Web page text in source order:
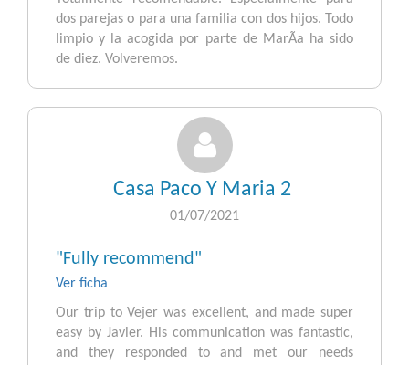
dos parejas o para una familia con dos hijos. Todo
limpio y la acogida por parte de MarÃ­a ha sido
de diez. Volveremos.
Casa Paco Y Maria 2
01/07/2021
"Fully recommend"
Ver ficha
Our trip to Vejer was excellent, and made super
easy by Javier. His communication was fantastic,
and they responded to and met our needs